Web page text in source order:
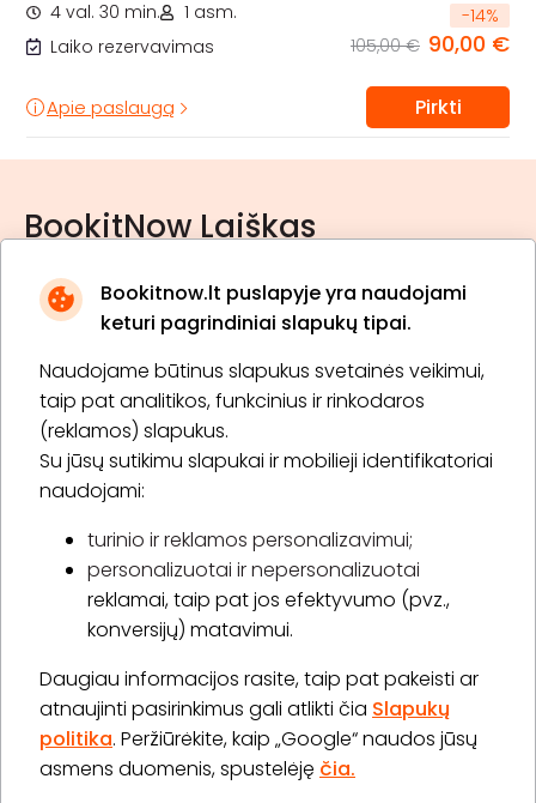
Bookitnow.lt puslapyje yra naudojami
keturi pagrindiniai slapukų tipai.
Naudojame būtinus slapukus svetainės veikimui,
taip pat analitikos, funkcinius ir rinkodaros
(reklamos) slapukus.
Su jūsų sutikimu slapukai ir mobilieji identifikatoriai
naudojami:
turinio ir reklamos personalizavimui;
personalizuotai ir nepersonalizuotai
reklamai, taip pat jos efektyvumo (pvz.,
konversijų) matavimui.
Daugiau informacijos rasite, taip pat pakeisti ar
atnaujinti pasirinkimus gali atlikti čia Slapukų
politika. Peržiūrėkite, kaip „Google“ naudos jūsų
asmens duomenis, spustelėję čia.
4 val. 30 min.
1 asm.
Laiko rezervavimas
-14%
105,00 € 90,00 €
Apie paslaugą Pirkti
BookitNow Laiškas
* Susipažinau su privatumo politika
Prenumeruoti
Apie „BookitNow“
Informacija
„GERA DOVANA“ GRUPĖ